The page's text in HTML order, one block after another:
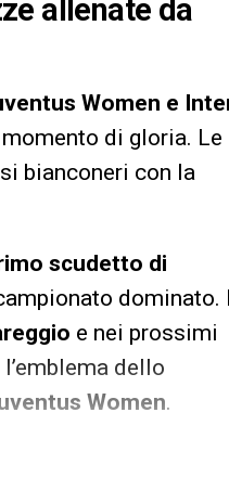
allenate da
Women e
di gloria. Le
bianconeri con la
scudetto di
dominato.
e nei prossimi
dello
Women.